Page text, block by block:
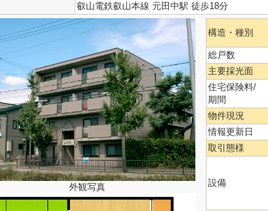
叡山電鉄叡山本線 元田中駅 徒歩18分
外観写真
構造・種別
総戸数
主要採光面
住宅保険料/
期間
物件現況
情報更新日
取引態様
設備